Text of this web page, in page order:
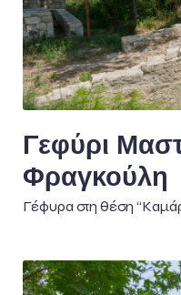
Γεφύρι
Φραγκούλη
Γέφυρα στη θέση